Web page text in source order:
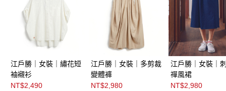
江戶勝｜女裝｜繡花短
袖襯衫
NT$2,490
江戶勝｜女裝｜多剪裁
變體褲
NT$2,980
江戶勝｜女裝｜
禪風裙
NT$2,980